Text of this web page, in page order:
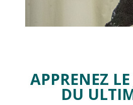
APPRENEZ
DU